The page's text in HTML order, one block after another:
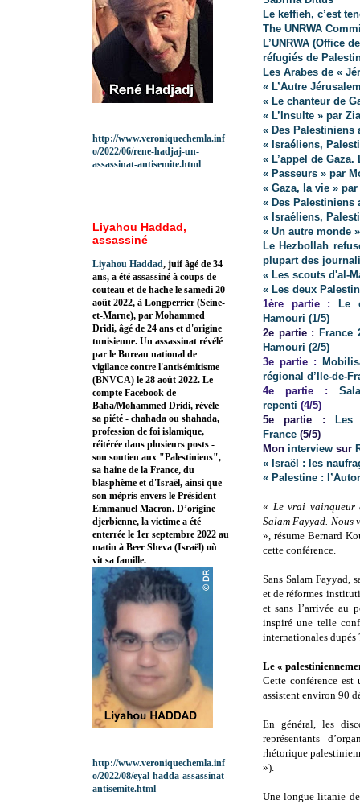
Le keffieh, c’est
The UNRWA
L’UNRWA (Office
réfugiés de
Les Arabes de «
« L’Autre
« Le chanteur de
« L’Insulte » par
« Des Palestiniens
« Israéliens,
« L’appel de
« Passeurs » par
« Gaza, la vie »
« Des Palestiniens
« Israéliens,
« Un autre monde
Le Hezbollah
plupart des
« Les scouts d'al-
« Les deux
1ère partie :
Le
Hamouri (1/5)
2e partie : France
Hamouri (2/5)
3e partie :
régional d’Ile-de-
4e partie :
repenti (4/5)
5e partie :
Les
France (5/5)
Mon interview sur
« Israël : les
« Palestine :
« Le vrai vainqueur
Salam Fayyad. Nous
», résume Bernard
cette conférence.
Sans Salam Fayyad,
et de réformes
et sans l’arrivée au
inspiré une telle
internationales dupés
Le «
Cette conférence
assistent environ 90
En général, les
représentants
rhétorique
»).
Une longue litanie
http://www.veroniquechemla.inf
o/2022/06/rene-hadjaj-un-
assassinat-antisemite.html
Liyahou Haddad,
assassiné
Liyahou Haddad, juif âgé de 34
ans, a été assassiné à coups de
couteau et de hache le samedi 20
août 2022, à Longperrier (Seine-
et-Marne), par Mohammed
Dridi, âgé de 24 ans et d'origine
tunisienne. Un assassinat révélé
par le Bureau national de
vigilance contre l'antisémitisme
(BNVCA) le 28 août 2022. Le
compte Facebook de
Baha/Mohammed Dridi, révèle
sa piété - chahada ou shahada,
profession de foi islamique,
réitérée dans plusieurs posts -
son soutien aux "Palestiniens",
sa haine de la France, du
blasphème et d'Israël, ainsi que
son mépris envers le Président
Emmanuel Macron. D’origine
djerbienne, la victime a été
enterrée le 1er septembre 2022 au
matin à Beer Sheva (Israël) où
vit sa famille.
http://www.veroniquechemla.inf
o/2022/08/eyal-hadda-assassinat-
antisemite.html